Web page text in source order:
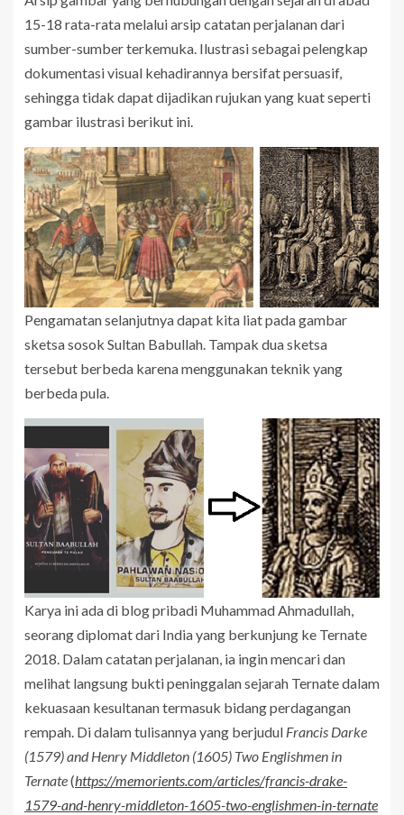
15-18 rata-rata melalui arsip catatan perjalanan dari
sumber-sumber terkemuka. Ilustrasi sebagai pelengkap
dokumentasi visual kehadirannya bersifat persuasif,
sehingga tidak dapat dijadikan rujukan yang kuat seperti
gambar ilustrasi berikut ini.
Pengamatan selanjutnya dapat kita liat pada gambar
sketsa sosok Sultan Babullah. Tampak dua sketsa
tersebut berbeda karena menggunakan teknik yang
berbeda pula.
Karya ini ada di blog pribadi Muhammad Ahmadullah,
seorang diplomat dari India yang berkunjung ke Ternate
2018. Dalam catatan perjalanan, ia ingin mencari dan
melihat langsung bukti peninggalan sejarah Ternate dalam
kekuasaan kesultanan termasuk bidang perdagangan
rempah. Di dalam tulisannya yang berjudul Francis Darke
(1579) and Henry Middleton (1605) Two Englishmen in
Ternate(https://memorients.com/articles/francis-drake-
1579-and-henry-middleton-1605-two-englishmen-in-ternate